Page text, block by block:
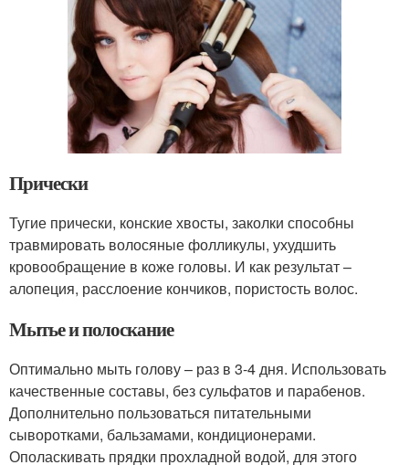
Прически
Тугие прически, конские хвосты, заколки способны
травмировать волосяные фолликулы, ухудшить
кровообращение в коже головы. И как результат –
алопеция, расслоение кончиков, пористость волос.
Мытье и полоскание
Оптимально мыть голову – раз в 3-4 дня. Использовать
качественные составы, без сульфатов и парабенов.
Дополнительно пользоваться питательными
сыворотками, бальзамами, кондиционерами.
Ополаскивать прядки прохладной водой, для этого